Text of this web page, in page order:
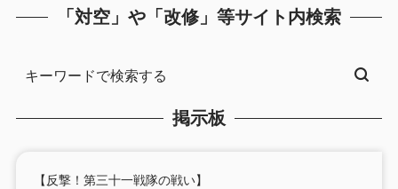
「対空」や「改修」等サイト内検索
掲示板
【反撃！第三十一戦隊の戦い】